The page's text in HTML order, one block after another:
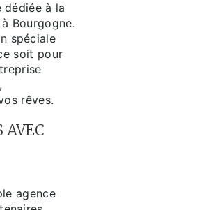
dédiée à la
Bourgogne.
spéciale
soit pour
rêves.
agence